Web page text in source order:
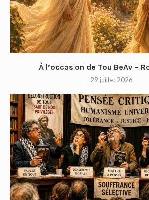
À l’occasion de Tou BeAv –
29 juillet 2026